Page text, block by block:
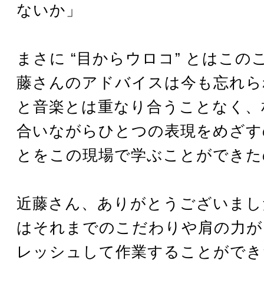
ないか」
まさに “目からウロコ” とはこの
藤さんのアドバイスは今も忘れ
と音楽とは重なり合うことなく
合いながらひとつの表現をめざ
とをこの現場で学ぶことができ
近藤さん、ありがとうございま
はそれまでのこだわりや肩の力
レッシュして作業することがで